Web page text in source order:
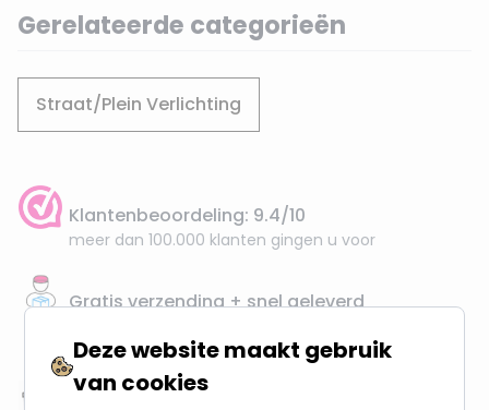
Gerelateerde categorieën
Straat/Plein Verlichting
Klantenbeoordeling: 9.4/10
meer dan 100.000 klanten gingen u voor
Gratis verzending + snel geleverd
& 100 dagen recht op retour
Deze website maakt gebruik
van cookies